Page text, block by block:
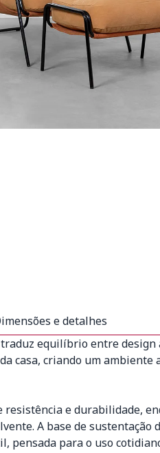
e detalhes
equilíbrio entre design
casa, criando um
e durabilidade,
A base de
pensada para o uso